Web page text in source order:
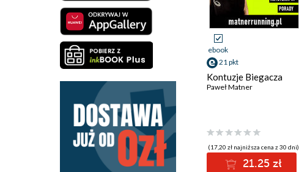
ebook
21 pkt
Kontuzje Biegacza
Paweł Matner
(17,20 zł najniższa cena z 30 dni)
21.25 zł